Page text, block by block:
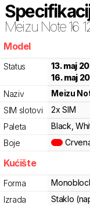
Meizu Note 16
Model
Status 13. maj
16. maj
Naziv
Meizu
SIM slotovi
2x SIM
Paleta
Black,
Boje
Kućište
Forma
Izrada
Staklo